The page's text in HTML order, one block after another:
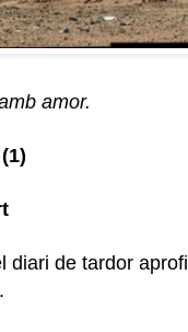
amor.
diari de tardor